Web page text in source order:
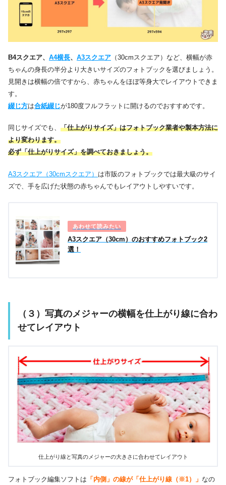
B4スクエア、 A4横長、 A3スクエア （30cmスクエア）など、横幅が赤
ちゃんの身長の半分より大きいサイズのフォトブックを選びましょう。
見開きは横幅の倍ですから、赤ちゃんをほぼ等身大でレイアウトできま
す。
綴じ方は合紙綴じが180度フルフラットに開けるのでおすすめです。
同じサイズでも、 「仕上がりサイズ」はフォトブック業者や製本方法に
より変わります。
必ず「仕上がりサイズ」を調べておきましょう。
A3スクエア（30cmスクエア） は市販のフォトブックでは最大級のサイ
ズで、手を広げた状態の赤ちゃんでもレイアウトしやすいです。
A3スクエア（30cm）のおすすめフォトブック2
選！
（３）写真のメジャーの横幅を仕上がり線に合わ
せてレイアウト
仕上がり線と写真のメジャーの大きさに合わせてレイアウト
フォトブック編集ソフトは 「内側」の線が「仕上がり線（※1）」 なの